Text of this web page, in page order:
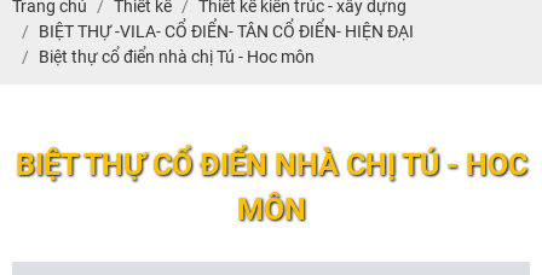
Trang chủ Thiết kế
Thiết kế kiến trúc - xây dựng
BIỆT THỰ -VILA- CỔ ĐIỂN- TÂN CỔ ĐIỂN- HIỆN ĐẠI
Biệt thự cổ điển nhà chị Tú - Hoc môn
BIỆT THỰ CỔ ĐIỂN NHÀ CHỊ TÚ - HOC
MÔN